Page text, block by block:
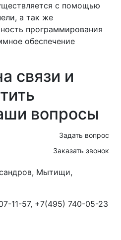
с помощью
а так же
программирования
обеспечение
связи и
вопросы
Задать вопрос
Заказать звонок
Мытищи,
11-57, +7(495) 740-05-23